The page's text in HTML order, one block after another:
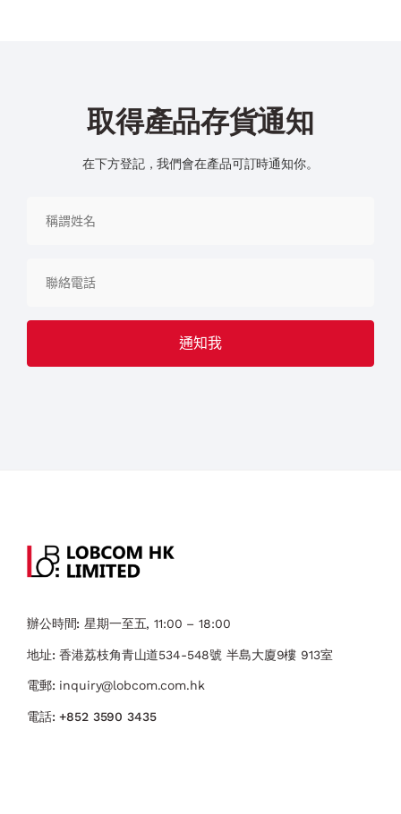
取得產品存貨通知
在下方登記，我們會在產品可訂時通知你。
辦公時間: 星期一至五, 11:00 – 18:00
地址: 香港荔枝角青山道534-548號 ​半島大廈9樓 913室
電郵: inquiry@lobcom.com.hk
電話:+852 3590 3435